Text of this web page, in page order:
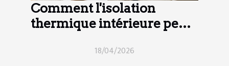
Comment l'isolation
thermique intérieure peut-
18/04/2026